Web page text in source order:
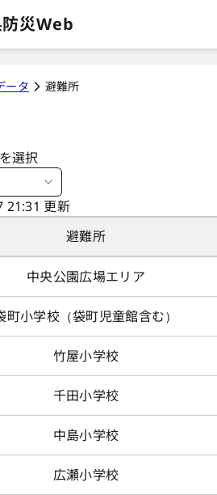
災Web
ータ 避難所
選択
21:31 更新
避難所
中央公園広場エリア
町小学校（袋町児童館含む）
竹屋小学校
千田小学校
中島小学校
広瀬小学校